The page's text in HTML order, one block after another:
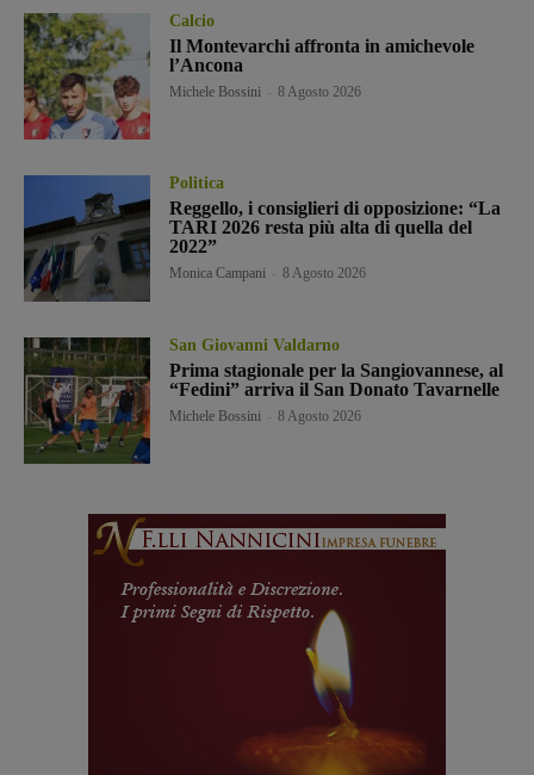
Calcio
Il Montevarchi affronta in amichevole
l’Ancona
Michele Bossini 8 Agosto 2026
Politica
Reggello, i consiglieri di opposizione: “La
TARI 2026 resta più alta di quella del
2022”
Monica Campani 8 Agosto 2026
San Giovanni Valdarno
Prima stagionale per la Sangiovannese, al
“Fedini” arriva il San Donato Tavarnelle
Michele Bossini 8 Agosto 2026